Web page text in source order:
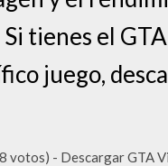
tienes el
juego,
votos) - Descargar GTA